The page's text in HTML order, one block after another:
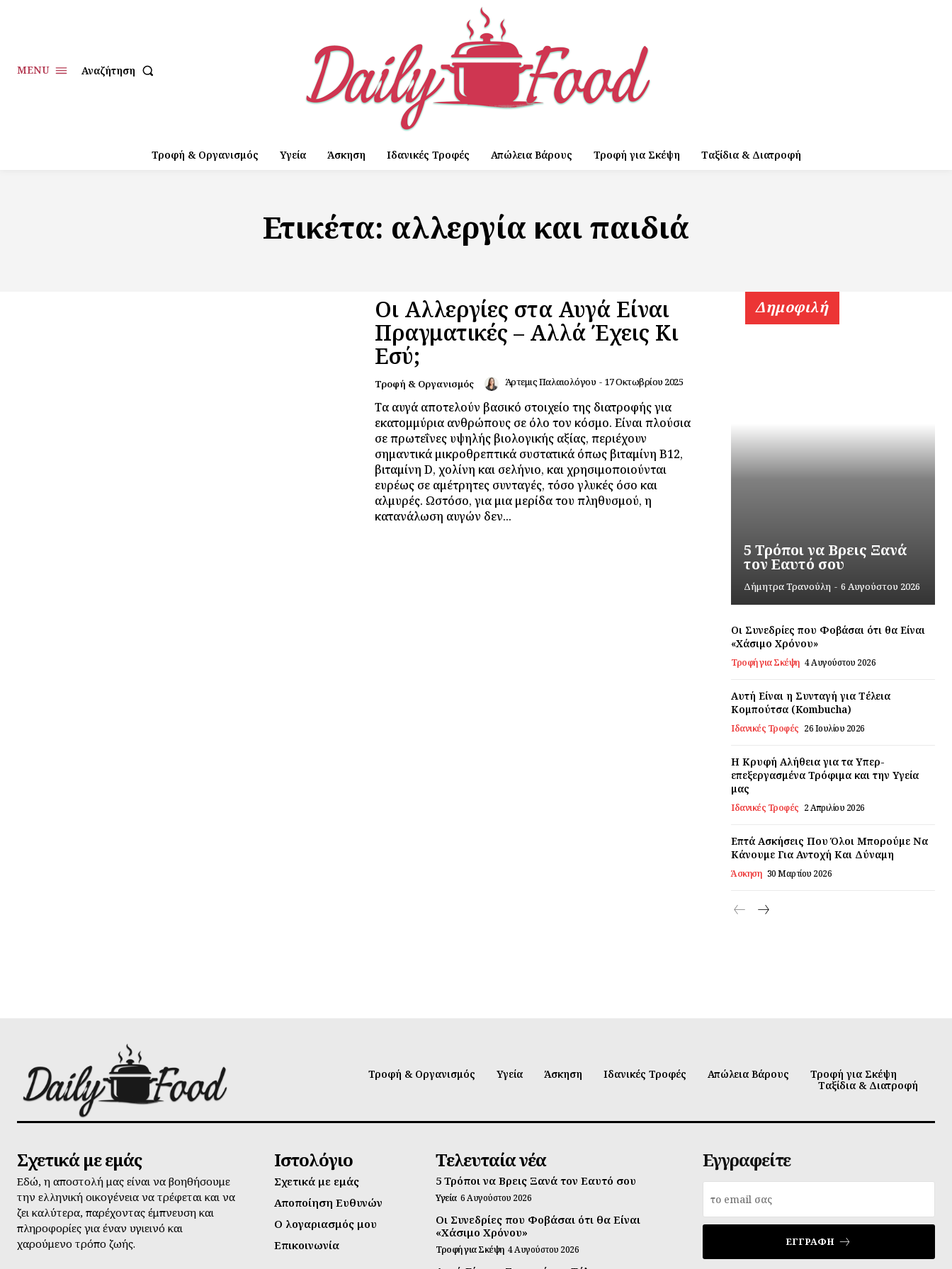
MENU Αναζήτηση
Τροφή & Οργανισμός Υγεία Άσκηση Ιδανικές Τροφές Απώλεια Βάρους Τροφή για Σκέψη Ταξίδια & Διατροφή
Ετικέτα: αλλεργία και παιδιά
Οι Αλλεργίες στα Αυγά Είναι
Πραγματικές – Αλλά Έχεις Κι
Εσύ;
Τροφή & Οργανισμός Άρτεμις Παλαιολόγου - 17 Οκτωβρίου 2025
Τα αυγά αποτελούν βασικό στοιχείο της διατροφής για
εκατομμύρια ανθρώπους σε όλο τον κόσμο. Είναι πλούσια
σε πρωτεΐνες υψηλής βιολογικής αξίας, περιέχουν
σημαντικά μικροθρεπτικά συστατικά όπως βιταμίνη Β12,
βιταμίνη D, χολίνη και σελήνιο, και χρησιμοποιούνται
ευρέως σε αμέτρητες συνταγές, τόσο γλυκές όσο και
αλμυρές. Ωστόσο, για μια μερίδα του πληθυσμού, η
κατανάλωση αυγών δεν...
Δημοφιλή
5 Τρόποι να Βρεις Ξανά
τον Εαυτό σου
Δήμητρα Τρανούλη - 6 Αυγούστου 2026
Οι Συνεδρίες που Φοβάσαι ότι θα Είναι
«Χάσιμο Χρόνου»
Τροφή για Σκέψη 4 Αυγούστου 2026
Αυτή Είναι η Συνταγή για Τέλεια
Κομπούτσα (Kombucha)
Ιδανικές Τροφές 26 Ιουλίου 2026
Η Κρυφή Αλήθεια για τα Υπερ-
επεξεργασμένα Τρόφιμα και την Υγεία
μας
Ιδανικές Τροφές 2 Απριλίου 2026
Επτά Ασκήσεις Που Όλοι Μπορούμε Να
Κάνουμε Για Αντοχή Και Δύναμη
Άσκηση 30 Μαρτίου 2026
Τροφή & Οργανισμός Υγεία Άσκηση Ιδανικές Τροφές Απώλεια Βάρους
Τροφή για Σκέψη
Ταξίδια & Διατροφή
Σχετικά με εμάς
Εδώ, η αποστολή μας είναι να βοηθήσουμε
την ελληνική οικογένεια να τρέφεται και να
ζει καλύτερα, παρέχοντας έμπνευση και
πληροφορίες για έναν υγιεινό και
χαρούμενο τρόπο ζωής.
Ιστολόγιο
Σχετικά με εμάς
Αποποίηση Ευθυνών
Ο λογαριασμός μου
Επικοινωνία
Τελευταία νέα
5 Τρόποι να Βρεις Ξανά τον Εαυτό σου
Υγεία 6 Αυγούστου 2026
Οι Συνεδρίες που Φοβάσαι ότι θα Είναι
«Χάσιμο Χρόνου»
Τροφή για Σκέψη 4 Αυγούστου 2026
Εγγραφείτε
ΕΓΓΡΑΦΉ